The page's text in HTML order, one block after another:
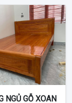
NGỦ GỖ XOAN